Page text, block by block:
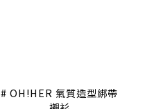
# OH!HER 氣質造型綁帶